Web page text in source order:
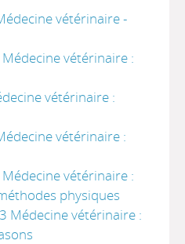
vétérinaire -
vétérinaire :
vétérinaire :
vétérinaire :
vétérinaire :
physiques
Médecine vétérinaire :